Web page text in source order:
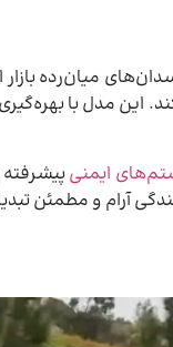
سدان‌های
این مدل با
ایمنی
آرام و مطمئن